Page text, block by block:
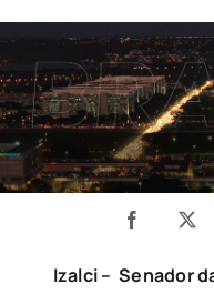
Izalci – Senador